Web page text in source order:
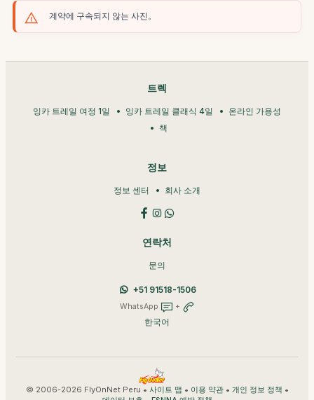
계약에 구속되지 않는 사진。
트렉
잉카 트레일 여정 1일 잉카 트레일 클래식 4일
온라인 가용성
책
정보
정보 센터 회사 소개
연락처
문의
+51 91518-1506
WhatsApp +
한국어
© 2006-2026 FlyOnNet Peru • 사이트 맵 • 이용 약관• 개인 정보 정책 •